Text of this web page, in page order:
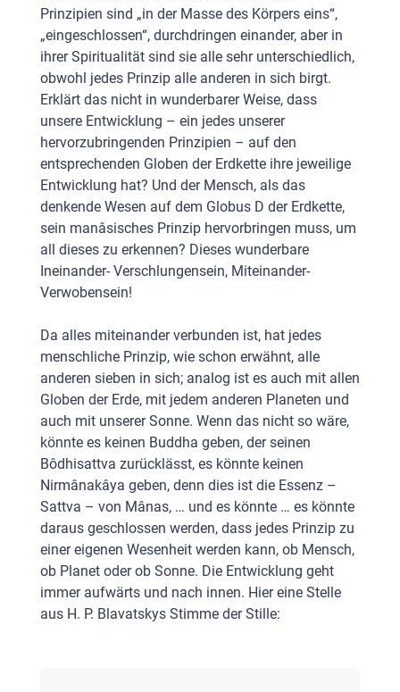
Prinzipien sind „in der Masse des Körpers eins“,
„eingeschlossen“, durchdringen einander, aber in
ihrer Spiritualität sind sie alle sehr unterschiedlich,
obwohl jedes Prinzip alle anderen in sich birgt.
Erklärt das nicht in wunderbarer Weise, dass
unsere Entwicklung – ein jedes unserer
hervorzubringenden Prinzipien – auf den
entsprechenden Globen der Erdkette ihre jeweilige
Entwicklung hat? Und der Mensch, als das
denkende Wesen auf dem Globus D der Erdkette,
sein manâsisches Prinzip hervorbringen muss, um
all dieses zu erkennen? Dieses wunderbare
Ineinander- Verschlungensein, Miteinander-
Verwobensein!
Da alles miteinander verbunden ist, hat jedes
menschliche Prinzip, wie schon erwähnt, alle
anderen sieben in sich; analog ist es auch mit allen
Globen der Erde, mit jedem anderen Planeten und
auch mit unserer Sonne. Wenn das nicht so wäre,
könnte es keinen Buddha geben, der seinen
Bôdhisattva zurücklässt, es könnte keinen
Nirmânakâya geben, denn dies ist die Essenz –
Sattva – von Mânas, … und es könnte … es könnte
daraus geschlossen werden, dass jedes Prinzip zu
einer eigenen Wesenheit werden kann, ob Mensch,
ob Planet oder ob Sonne. Die Entwicklung geht
immer aufwärts und nach innen. Hier eine Stelle
aus H. P. Blavatskys Stimme der Stille: